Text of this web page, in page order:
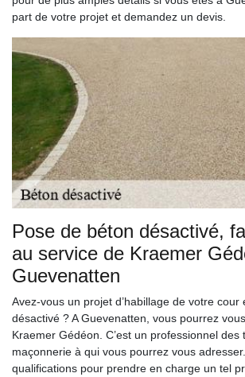
part de votre projet et demandez un devis.
Pose de béton désactivé,
au service de Kraemer
Guevenatten
Avez-vous un projet d’habillage de votre cour
désactivé ? A Guevenatten, vous pourrez
Kraemer Gédéon. C’est un professionnel des
maçonnerie à qui vous pourrez vous
qualifications pour prendre en charge un tel